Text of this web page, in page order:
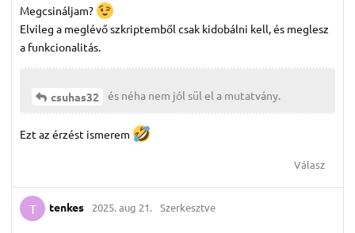
Megcsináljam?
Elvileg a meglévő szkriptemből csak kidobálni kell, és meglesz
a funkcionalitás.
csuhas32 és néha nem jól sül el a mutatvány.
Ezt az érzést ismerem
Válasz
T tenkes 2025. aug 21. Szerkesztve